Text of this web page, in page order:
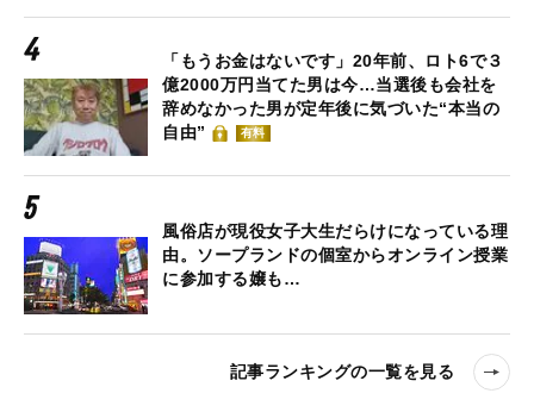
「もうお金はないです」20年前、ロト6で３
億2000万円当てた男は今…当選後も会社を
辞めなかった男が定年後に気づいた“本当の
自由”
有料
風俗店が現役女子大生だらけになっている理
由。ソープランドの個室からオンライン授業
に参加する嬢も…
記事ランキングの一覧を見る